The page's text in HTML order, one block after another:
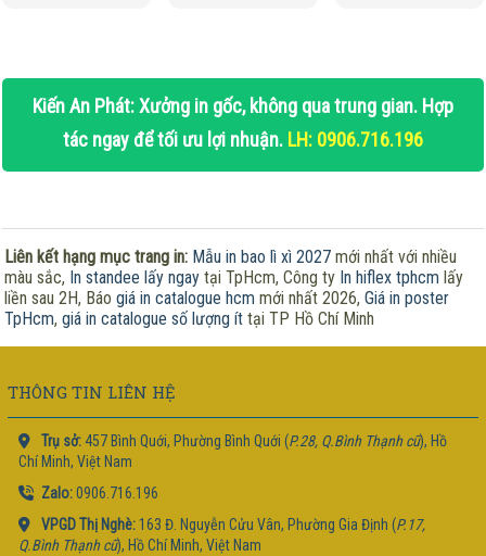
Kiến An Phát: Xưởng in gốc, không qua trung gian. Hợp
tác ngay để tối ưu lợi nhuận. LH: 0906.716.196
Liên kết hạng mục trang in: Mẫu in bao lì xì 2027 mới nhất với nhiều
màu sắc, In standee lấy ngay tại TpHcm, Công ty In hiflex tphcm lấy
liền sau 2H, Báogiá in catalogue hcm mới nhất 2026,Giá in poster
TpHcm,giá in catalogue số lượng ít tại TP Hồ Chí Minh
THÔNG TIN LIÊN HỆ
Trụ sở:457 Bình Quới, Phường Bình Quới (P.28, Q.Bình Thạnh cũ), Hồ
Chí Minh, Việt Nam
Zalo:0906.716.196
VPGD Thị Nghè:163 Đ. Nguyễn Cửu Vân, Phường Gia Định (P.17,
Q.Bình Thạnh cũ), Hồ Chí Minh, Việt Nam